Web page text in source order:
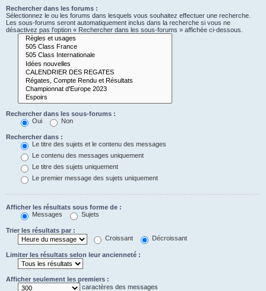
Rechercher dans les forums :
Sélectionnez le ou les forums dans lesquels vous souhaitez effectuer une recherche.
Les sous-forums seront automatiquement inclus dans la recherche si vous ne
désactivez pas l’option « Rechercher dans les sous-forums » affichée ci-dessous.
Rechercher dans les sous-forums :
Oui
Non
Rechercher dans :
Le titre des sujets et le contenu des messages
Le contenu des messages uniquement
Le titre des sujets uniquement
Le premier message des sujets uniquement
Afficher les résultats sous forme de :
Messages
Sujets
Trier les résultats par :
Croissant
Décroissant
Limiter les résultats selon leur ancienneté :
Afficher seulement les premiers :
caractères des messages